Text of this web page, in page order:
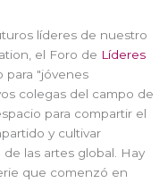
líderes de nuestro
el Foro de Líderes
para "jóvenes
colegas del campo de
para compartir el
y cultivar
las artes global. Hay
que comenzó en